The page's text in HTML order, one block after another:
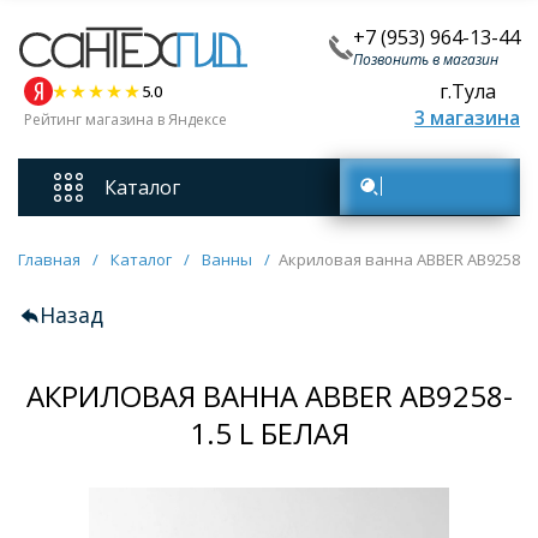
+7 (953) 964-13-44
Позвонить в магазин
5.0
Рейтинг магазина в Яндексе
г.Тула
3 магазина
Каталог
Смесители
Унитазы
Мебель для ванных комнат
Главная / Каталог / Ванны / Акриловая ванна ABBER AB9258-
Назад
АКРИЛОВАЯ ВАННА ABBER AB9258-
1.5 L БЕЛАЯ